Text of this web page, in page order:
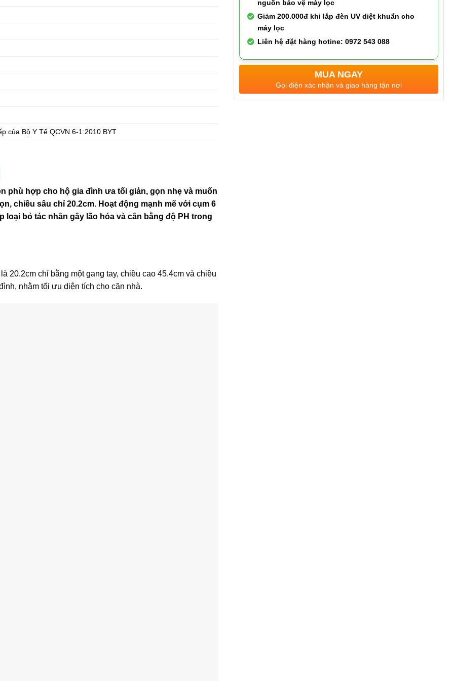
của Bộ Y Tế QCVN 6-1:2010 BYT
phù hợp cho hộ gia đình ưa tối giản, gọn nhẹ và muốn
chiều sâu chỉ 20.2cm. Hoạt động mạnh mẽ với cụm 6
bỏ tác nhân gây lão hóa và cân bằng độ PH trong
20.2cm chỉ bằng một gang tay, chiều cao 45.4cm và chiều
nhằm tối ưu diện tích cho căn nhà.
nguồn bảo vệ máy lọc
Giảm 200.000đ khi lắp đèn UV diệt khuẩn cho
máy lọc
Liên hệ đặt hàng hotine: 0972 543 088
MUA NGAY
Gọi điện xác nhận và giao hàng tận nơi